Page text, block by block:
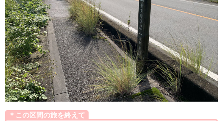
＊この区間の旅を終えて